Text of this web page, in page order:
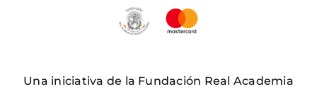
Una iniciativa de la Fundación Real Academia